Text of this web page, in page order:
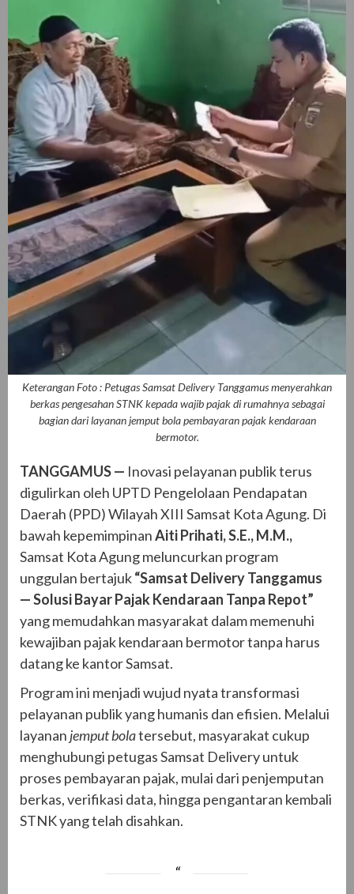
Keterangan Foto : Petugas Samsat Delivery Tanggamus menyerahkan
berkas pengesahan STNK kepada wajib pajak di rumahnya sebagai
bagian dari layanan jemput bola pembayaran pajak kendaraan
bermotor.
TANGGAMUS — Inovasi pelayanan publik terus
digulirkan oleh UPTD Pengelolaan Pendapatan
Daerah (PPD) Wilayah XIII Samsat Kota Agung. Di
bawah kepemimpinanAiti Prihati, S.E., M.M.,
Samsat Kota Agung meluncurkan program
unggulan bertajuk“Samsat Delivery Tanggamus
— Solusi Bayar Pajak Kendaraan Tanpa Repot”
yang memudahkan masyarakat dalam memenuhi
kewajiban pajak kendaraan bermotor tanpa harus
datang ke kantor Samsat.
Program ini menjadi wujud nyata transformasi
pelayanan publik yang humanis dan efisien. Melalui
layanan jemput bolatersebut, masyarakat cukup
menghubungi petugas Samsat Delivery untuk
proses pembayaran pajak, mulai dari penjemputan
berkas, verifikasi data, hingga pengantaran kembali
STNK yang telah disahkan.